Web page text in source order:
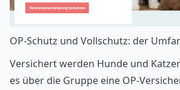
OP-Schutz und Vollschutz: der
Versichert werden Hunde und
es über die Gruppe eine OP-